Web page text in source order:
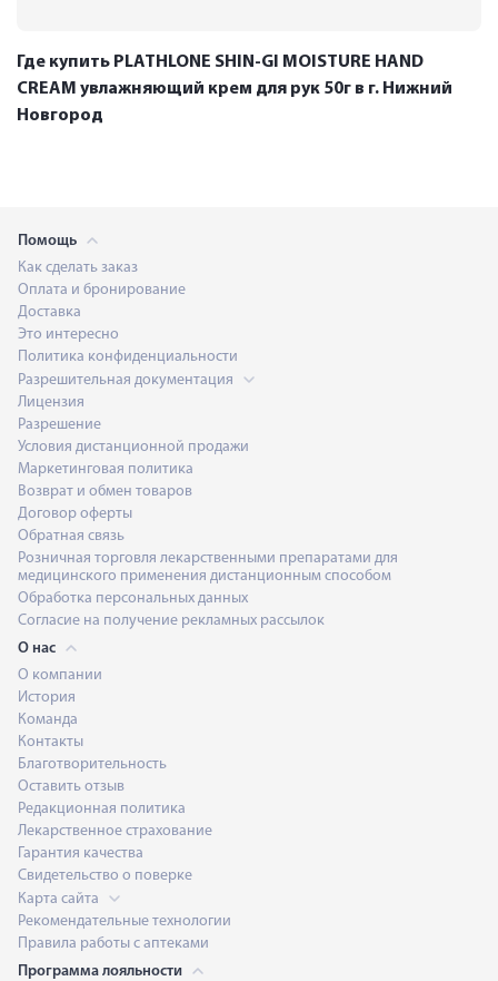
Где купить PLATHLONE SHIN-GI MOISTURE HAND
CREAM увлажняющий крем для рук 50г в г. Нижний
Новгород
Помощь
Как сделать заказ
Оплата и бронирование
Доставка
Это интересно
Политика конфиденциальности
Разрешительная документация
Лицензия
Разрешение
Условия дистанционной продажи
Маркетинговая политика
Возврат и обмен товаров
Договор оферты
Обратная связь
Розничная торговля лекарственными препаратами для
медицинского применения дистанционным способом
Обработка персональных данных
Согласие на получение рекламных рассылок
О нас
О компании
История
Команда
Контакты
Благотворительность
Оставить отзыв
Редакционная политика
Лекарственное страхование
Гарантия качества
Свидетельство о поверке
Карта сайта
Рекомендательные технологии
Правила работы с аптеками
Программа лояльности